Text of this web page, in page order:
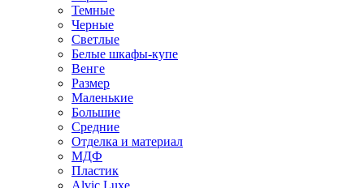
Темные
Черные
Светлые
Белые шкафы-купе
Венге
Размер
Маленькие
Большие
Средние
Отделка и материал
МДФ
Пластик
Alvic Luxe